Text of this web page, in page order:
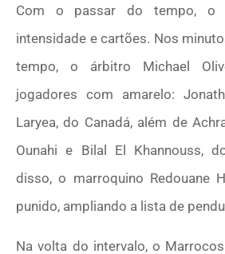
Com o passar do tempo, o
intensidade e cartões. Nos
tempo, o árbitro Michael
jogadores com amarelo:
Laryea, do Canadá, além de
Ounahi e Bilal El Khannouss,
disso, o marroquino Redouane
punido, ampliando a lista de
Na volta do intervalo, o